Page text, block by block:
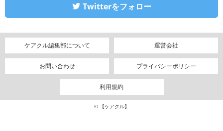
Twitterをフォロー
ケアクル編集部について 運営会社
お問い合わせ プライバシーポリシー
利用規約
© 【ケアクル】